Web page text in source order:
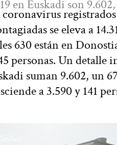
en Euskadi son
se eleva a
630 están en
personas. Un detalle
suman 9.602, un
a 3.590 y 141